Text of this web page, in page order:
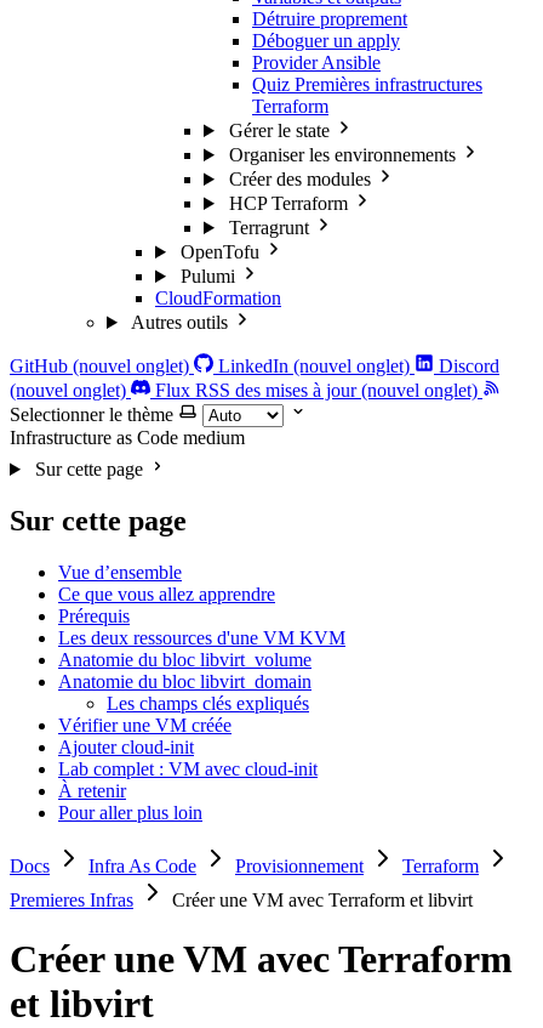
Détruire proprement
Déboguer un apply
Provider Ansible
Quiz Premières infrastructures
Terraform
Gérer le state
Organiser les environnements
Créer des modules
HCP Terraform
Terragrunt
OpenTofu
Pulumi
CloudFormation
Autres outils
GitHub (nouvel onglet) LinkedIn (nouvel onglet)
Discord
(nouvel onglet)
Flux RSS des mises à jour (nouvel onglet)
Selectionner le thème
Infrastructure as Code medium
Sur cette page
Sur cette page
Vue d’ensemble
Ce que vous allez apprendre
Prérequis
Les deux ressources d'une VM KVM
Anatomie du bloc libvirt_volume
Anatomie du bloc libvirt_domain
Les champs clés expliqués
Vérifier une VM créée
Ajouter cloud-init
Lab complet : VM avec cloud-init
À retenir
Pour aller plus loin
Docs Infra As Code Provisionnement
Terraform
Premieres Infras
Créer une VM avec Terraform et libvirt
Créer une VM avec Terraform
et libvirt